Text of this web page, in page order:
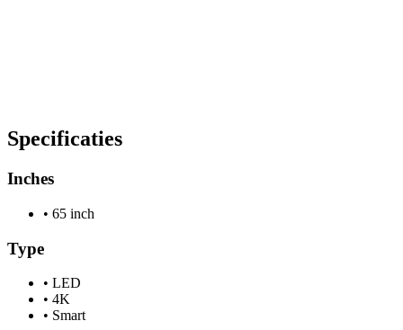
Specificaties
Inches
• 65 inch
Type
• LED
• 4K
• Smart